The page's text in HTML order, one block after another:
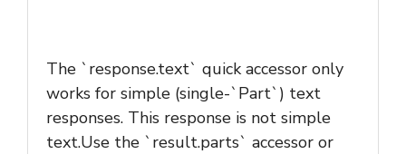
The `response.text` quick accessor only
works for simple (single-`Part`) text
responses. This response is not simple
text.Use the `result.parts` accessor or